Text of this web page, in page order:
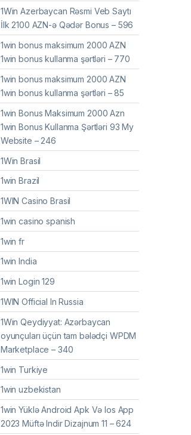
1Win Azerbaycan Rəsmi Veb Saytı
İlk 2100 AZN-ə Qədər Bonus – 596
1win bonus maksimum 2000 AZN
1win bonus kullanma şərtləri – 770
1win bonus maksimum 2000 AZN
1win bonus kullanma şərtləri – 85
1win Bonus Maksimum 2000 Azn
1win Bonus Kullanma Şərtləri 93 My
Website – 246
1Win Brasil
1win Brazil
1WIN Casino Brasil
1win casino spanish
1win fr
1win India
1win Login 129
1WIN Official In Russia
1Win Qeydiyyat: Azərbaycan
oyunçuları üçün tam bələdçi WPDM
Marketplace – 340
1win Turkiye
1win uzbekistan
1win Yüklə Android Apk Və Ios App
2023 Müftə Indir Dizajnum 11 – 624